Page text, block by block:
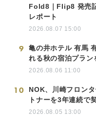
Fold8｜Flip8 発売
レポート
2026.08.07 15:00
9
亀の井ホテル 有馬
れる秋の宿泊プラン
2026.08.06 11:00
10
NOK、川崎フロン
トナーを3年連続で
2026.08.05 13:00